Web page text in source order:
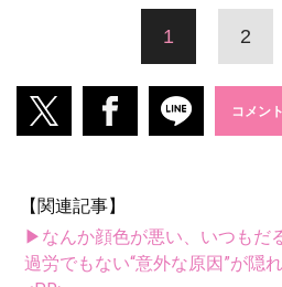
1 2
コメン
【関連記事】
▶なんか顔色が悪い、いつもだ
過労でもない“意外な原因”が隠